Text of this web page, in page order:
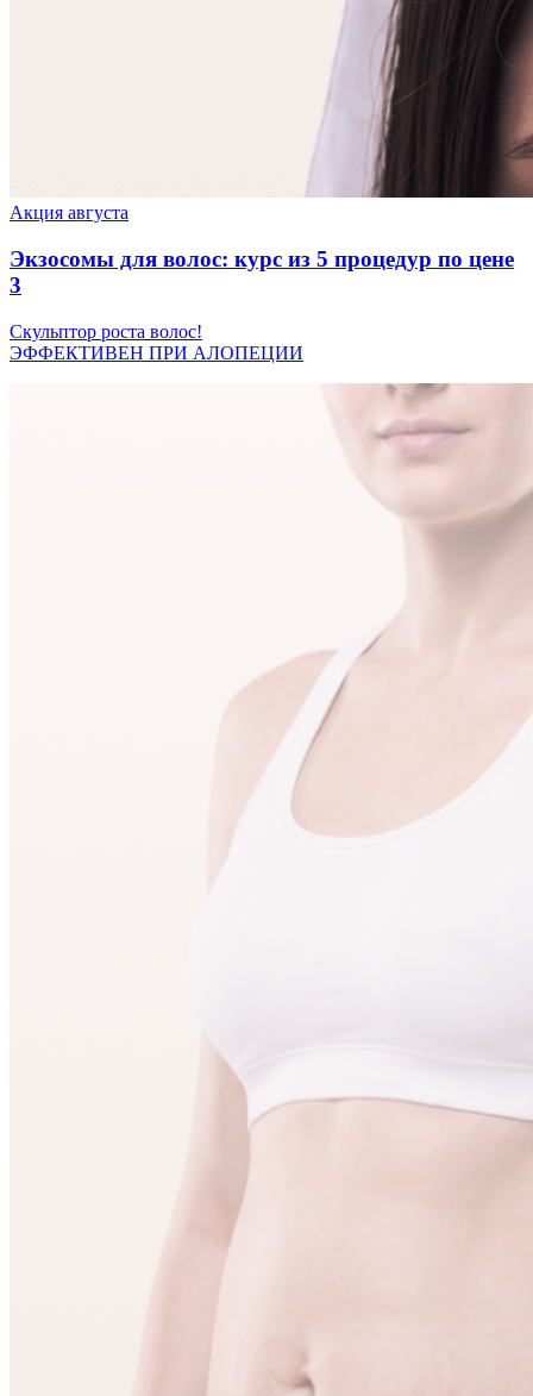
Акция августа
Экзосомы для волос: курс из 5 процедур по цене
3
Скульптор роста волос!
ЭФФЕКТИВЕН ПРИ АЛОПЕЦИИ